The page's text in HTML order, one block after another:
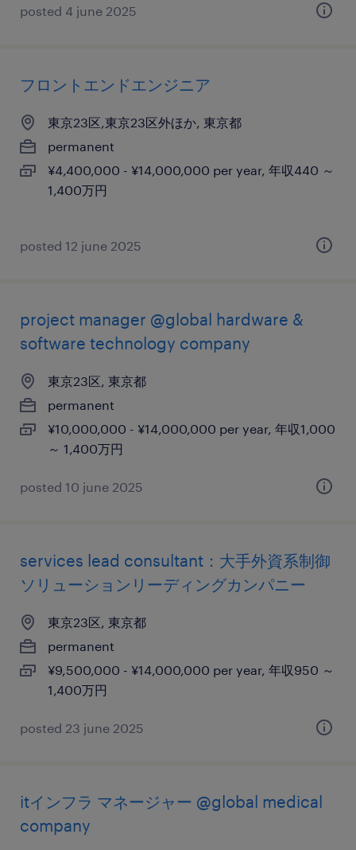
posted 4 june 2025
フロントエンドエンジニア
東京23区,東京23区外ほか, 東京都
permanent
¥4,400,000 - ¥14,000,000 per year, 年収440 ～
1,400万円
posted 12 june 2025
project manager @global hardware &
software technology company
東京23区, 東京都
permanent
¥10,000,000 - ¥14,000,000 per year, 年収1,000
～ 1,400万円
posted 10 june 2025
services lead consultant：大手外資系制御
ソリューションリーディングカンパニー
東京23区, 東京都
permanent
¥9,500,000 - ¥14,000,000 per year, 年収950 ～
1,400万円
posted 23 june 2025
itインフラ マネージャー @global medical
company